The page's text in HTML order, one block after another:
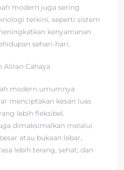
modern juga sering
terkini, seperti sistem
kenyamanan
sehari-hari.
Aliran Cahaya
modern umumnya
menciptakan kesan luas
lebih fleksibel.
dimaksimalkan melalui
atau bukaan lebar,
lebih terang, sehat, dan